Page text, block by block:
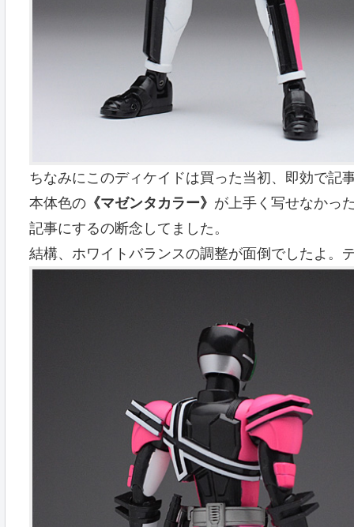
ちなみにこのディケイドは買った当初、即効で記
本体色の《マゼンタカラー》 が上手く写せなかっ
記事にするの断念してました。
結構、ホワイトバランスの調整が面倒でしたよ。